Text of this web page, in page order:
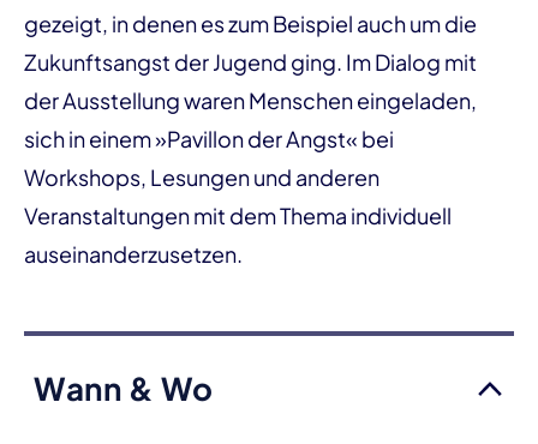
gezeigt, in denen es zum Beispiel auch um die
Zukunftsangst der Jugend ging. Im Dialog mit
der Ausstellung waren Menschen eingeladen,
sich in einem »Pavillon der Angst« bei
Workshops, Lesungen und anderen
Veranstaltungen mit dem Thema individuell
auseinanderzusetzen.
Wann & Wo